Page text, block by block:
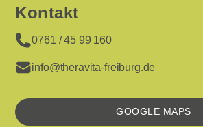
Kontakt
0761 / 45 99 160
info@theravita-freiburg.de
GOOGLE MAPS
KARTE